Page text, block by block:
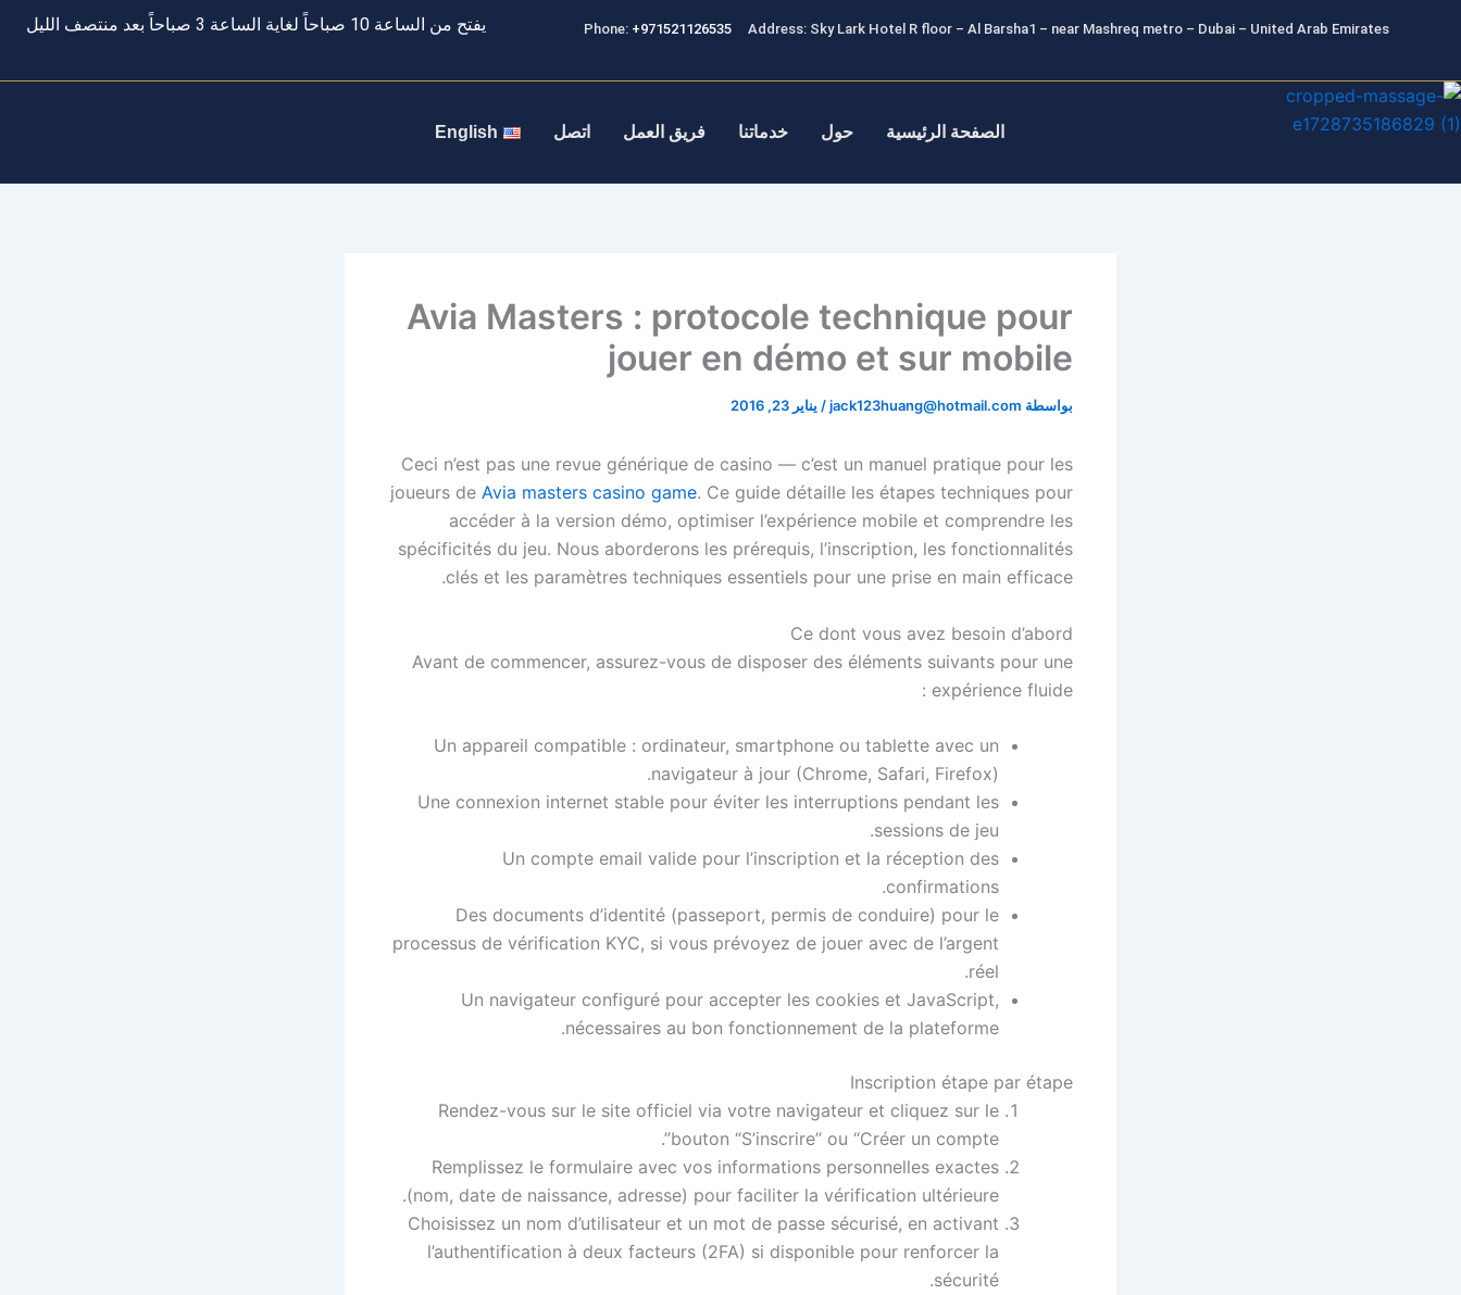
Phone: +971521126535Address: Sky Lark Hotel R floor – Al Barsha1 – near Mashreq metro – Dubai – United Arab Emirates يفتح من الساعة 10 صباحاً لغاية الساعة 3 صباحاً بعد منتصف الليل
الصفحة الرئيسية حول خدماتنا فريق العمل اتصل English
Avia Masters : protocole technique pour
jouer en démo et sur mobile
بواسطة jack123huang@hotmail.com
/ يناير 23, 2016
Ceci n’est pas une revue générique de casino — c’est un manuel pratique pour les
joueurs de Avia masters casino game. Ce guide détaille les étapes techniques pour
accéder à la version démo, optimiser l’expérience mobile et comprendre les
spécificités du jeu. Nous aborderons les prérequis, l’inscription, les fonctionnalités
clés et les paramètres techniques essentiels pour une prise en main efficace.
Ce dont vous avez besoin d’abord
Avant de commencer, assurez-vous de disposer des éléments suivants pour une
expérience fluide :
Un appareil compatible : ordinateur, smartphone ou tablette avec un
navigateur à jour (Chrome, Safari, Firefox).
Une connexion internet stable pour éviter les interruptions pendant les
sessions de jeu.
Un compte email valide pour l’inscription et la réception des
confirmations.
Des documents d’identité (passeport, permis de conduire) pour le
processus de vérification KYC, si vous prévoyez de jouer avec de l’argent
réel.
Un navigateur configuré pour accepter les cookies et JavaScript,
nécessaires au bon fonctionnement de la plateforme.
Inscription étape par étape
Rendez-vous sur le site officiel via votre navigateur et cliquez sur le
bouton “S’inscrire” ou “Créer un compte”.
Remplissez le formulaire avec vos informations personnelles exactes
(nom, date de naissance, adresse) pour faciliter la vérification ultérieure.
Choisissez un nom d’utilisateur et un mot de passe sécurisé, en activant
l’authentification à deux facteurs (2FA) si disponible pour renforcer la
sécurité.